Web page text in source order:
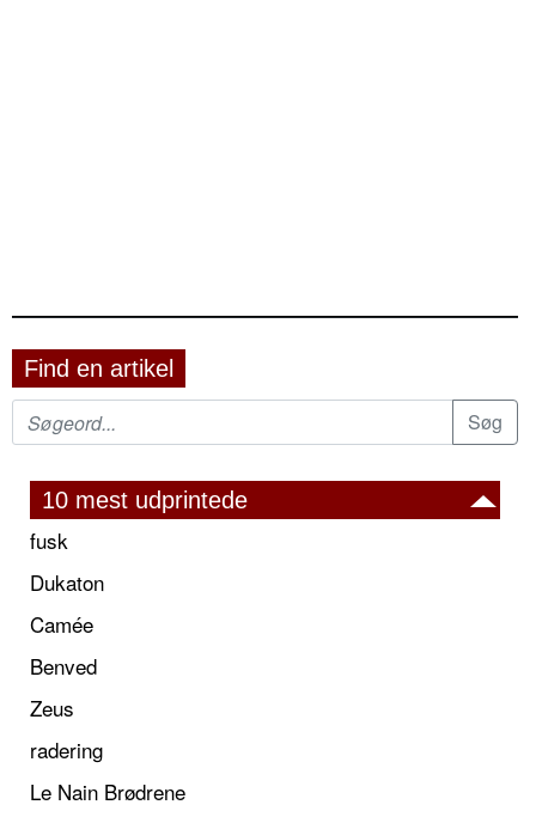
Find en artikel
10 mest udprintede
fusk
Dukaton
Camée
Benved
Zeus
radering
Le Nain Brødrene